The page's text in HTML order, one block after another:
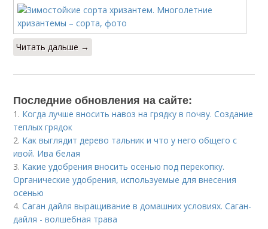
Читать дальше →
Последние обновления на сайте:
1. Когда лучше вносить навоз на грядку в почву. Создание
теплых грядок
2. Как выглядит дерево тальник и что у него общего с
ивой. Ива белая
3. Какие удобрения вносить осенью под перекопку.
Органические удобрения, используемые для внесения
осенью
4.Саган дайля выращивание в домашних условиях. Саган-
дайля - волшебная трава